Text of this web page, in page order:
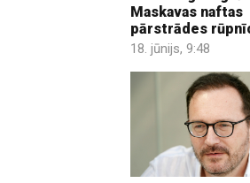
Maskavas naftas
pārstrādes
18. jūnijs, 9:48